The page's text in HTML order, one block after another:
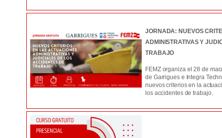
JORNADA: NUEVOS
ADMINISTRATIVAS Y
TRABAJO
FEMZ organiza el 28 de
de Garrigues e Integra
nuevos criterios en la
los accidentes de trabajo.